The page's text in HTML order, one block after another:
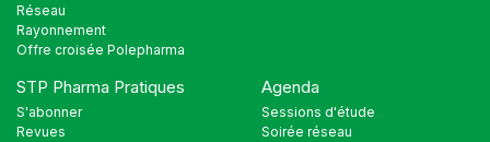
Réseau
Rayonnement
Offre croisée Polepharma
STP Pharma Pratiques
S'abonner
Revues
Agenda
Sessions d'étude
Soirée réseau